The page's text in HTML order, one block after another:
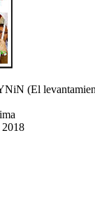
(El